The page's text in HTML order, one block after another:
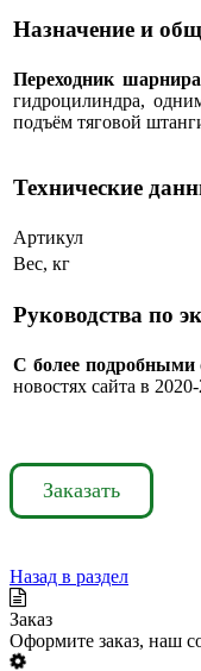
Назначение и
Переходник шарнира
гидроцилиндра,
подъём тяговой
Технические
Артикул
Вес, кг
Руководства по
С более подробными
новостях сайта в
Заказать
Назад в раздел
Заказ
Оформите заказ, наш